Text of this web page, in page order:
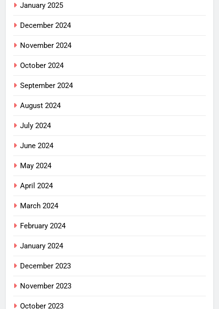
January 2025
December 2024
November 2024
October 2024
September 2024
August 2024
July 2024
June 2024
May 2024
April 2024
March 2024
February 2024
January 2024
December 2023
November 2023
October 2023